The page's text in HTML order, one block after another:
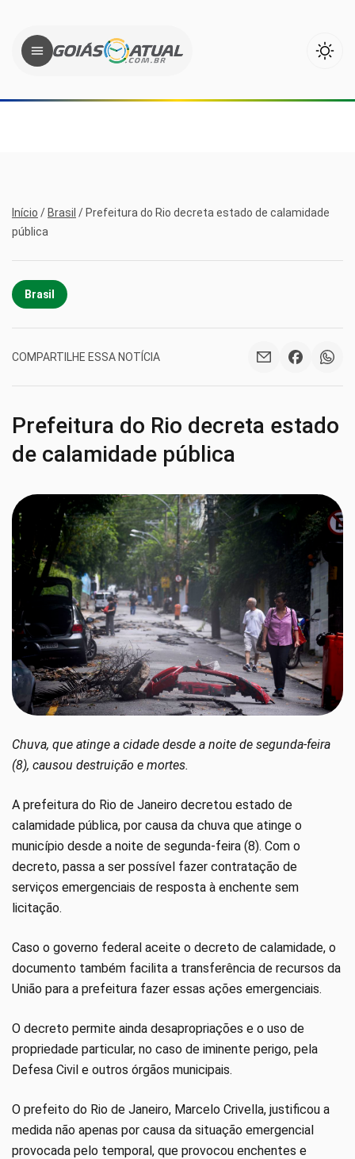
Início / Brasil / Prefeitura do Rio decreta estado de calamidade
pública
Brasil
COMPARTILHE ESSA NOTÍCIA
Prefeitura do Rio decreta estado
de calamidade pública
Chuva, que atinge a cidade desde a noite de segunda-feira
(8), causou destruição e mortes.
A prefeitura do Rio de Janeiro decretou estado de
calamidade pública, por causa da chuva que atinge o
município desde a noite de segunda-feira (8). Com o
decreto, passa a ser possível fazer contratação de
serviços emergenciais de resposta à enchente sem
licitação.
Caso o governo federal aceite o decreto de calamidade, o
documento também facilita a transferência de recursos da
União para a prefeitura fazer essas ações emergenciais.
O decreto permite ainda desapropriações e o uso de
propriedade particular, no caso de iminente perigo, pela
Defesa Civil e outros órgãos municipais.
O prefeito do Rio de Janeiro, Marcelo Crivella, justificou a
medida não apenas por causa da situação emergencial
provocada pelo temporal, que provocou enchentes e